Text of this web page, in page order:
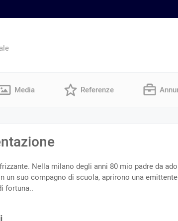
Media Referenze
Nella milano degli anni 80 mio padre da
un suo compagno di scuola, aprirono una
fortuna..